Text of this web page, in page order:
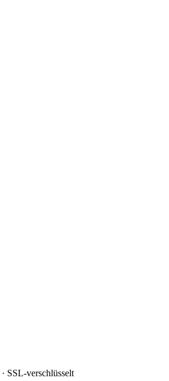
· SSL-verschlüsselt